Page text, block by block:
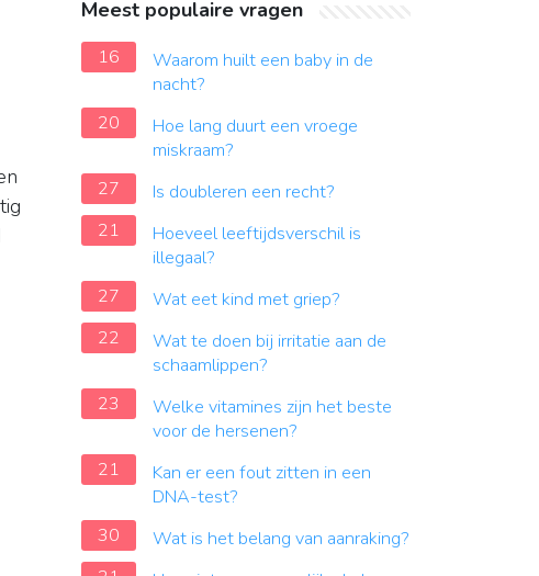
Meest populaire vragen
16
Waarom huilt een baby in de
nacht?
20
Hoe lang duurt een vroege
miskraam?
27
Is doubleren een recht?
21
Hoeveel leeftijdsverschil is
illegaal?
27
Wat eet kind met griep?
22
Wat te doen bij irritatie aan de
schaamlippen?
23
Welke vitamines zijn het beste
voor de hersenen?
21
Kan er een fout zitten in een
DNA-test?
30
Wat is het belang van aanraking?